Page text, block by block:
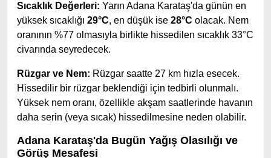
Sıcaklık Değerleri: Yarın Adana Karataş'da günün en
yüksek sıcaklığı 29°C, en düşük ise 28°C olacak. Nem
oranının %77 olmasıyla birlikte hissedilen sıcaklık 33°C
civarında seyredecek.
Rüzgar ve Nem: Rüzgar saatte 27 km hızla esecek.
Hissedilir bir rüzgar beklendiği için tedbirli olunmalı.
Yüksek nem oranı, özellikle akşam saatlerinde havanın
daha serin (veya sıcak) hissedilmesine neden olabilir.
Adana Karataş'da Bugün Yağış Olasılığı ve
Görüş Mesafesi